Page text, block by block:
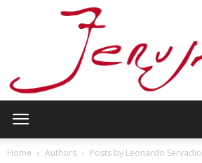
Home Authors Posts by Leonardo Servadio